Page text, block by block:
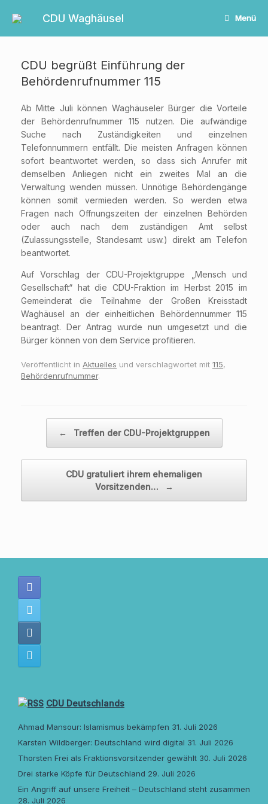
Inhalt
CDU Waghäusel Menü
CDU begrüßt Einführung der
Behördenrufnummer 115
Ab Mitte Juli können Waghäuseler Bürger die Vorteile
der Behördenrufnummer 115 nutzen. Die aufwändige
Suche nach Zuständigkeiten und einzelnen
Telefonnummern entfällt. Die meisten Anfragen können
sofort beantwortet werden, so dass sich Anrufer mit
demselben Anliegen nicht ein zweites Mal an die
Verwaltung wenden müssen. Unnötige Behördengänge
können somit vermieden werden. So werden etwa
Fragen nach Öffnungszeiten der einzelnen Behörden
oder auch nach dem zuständigen Amt selbst
(Zulassungsstelle, Standesamt usw.) direkt am Telefon
beantwortet.
Auf Vorschlag der CDU-Projektgruppe „Mensch und
Gesellschaft“ hat die CDU-Fraktion im Herbst 2015 im
Gemeinderat die Teilnahme der Großen Kreisstadt
Waghäusel an der einheitlichen Behördennummer 115
beantragt. Der Antrag wurde nun umgesetzt und die
Bürger können von dem Service profitieren.
Veröffentlicht in Aktuelles und verschlagwortet mit 115,
Behördenrufnummer.
← Treffen der CDU-Projektgruppen
CDU gratuliert ihrem ehemaligen
Vorsitzenden…
→
CDU Deutschlands
Ahmad Mansour: Islamismus bekämpfen 31. Juli 2026
Karsten Wildberger: Deutschland wird digital 31. Juli 2026
Thorsten Frei als Fraktionsvorsitzender gewählt 30. Juli 2026
Drei starke Köpfe für Deutschland 29. Juli 2026
Ein Angriff auf unsere Freiheit – Deutschland steht zusammen
28. Juli 2026